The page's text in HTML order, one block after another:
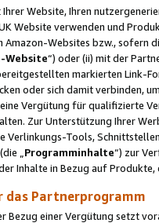
Website, Ihren
Website verwenden und
Amazon-Websites bzw., sofern
Website“) oder (ii) mit der
markierten Link-
oder sich damit verbinden,
Vergütung für qualifizierte
Zur Unterstützung Ihrer
Verlinkungs-Tools,
„ Programminhalte“) zur
Inhalte in Bezug auf
das Partnerprogramm
einer Vergütung setzt